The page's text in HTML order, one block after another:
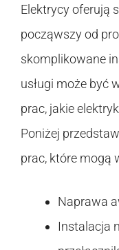
Elektrycy oferują
począwszy od
skomplikowane
usługi może być
prac, jakie
Poniżej
prac, które mogą
Naprawa
Instalacja